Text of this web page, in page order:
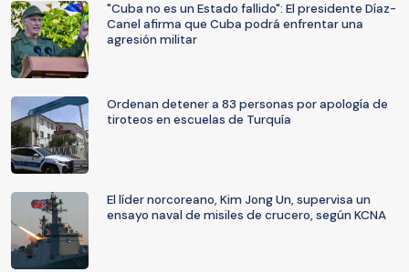
"Cuba no es un Estado fallido": El presidente Díaz-
Canel afirma que Cuba podrá enfrentar una
agresión militar
Ordenan detener a 83 personas por apología de
tiroteos en escuelas de Turquía
El líder norcoreano, Kim Jong Un, supervisa un
ensayo naval de misiles de crucero, según KCNA